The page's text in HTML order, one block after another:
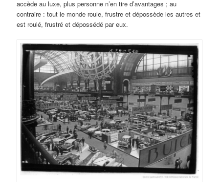
accède au luxe, plus personne n’en tire d’avantages ; au
contraire : tout le monde roule, frustre et dépossède les autres et
est roulé, frustré et dépossédé par eux.